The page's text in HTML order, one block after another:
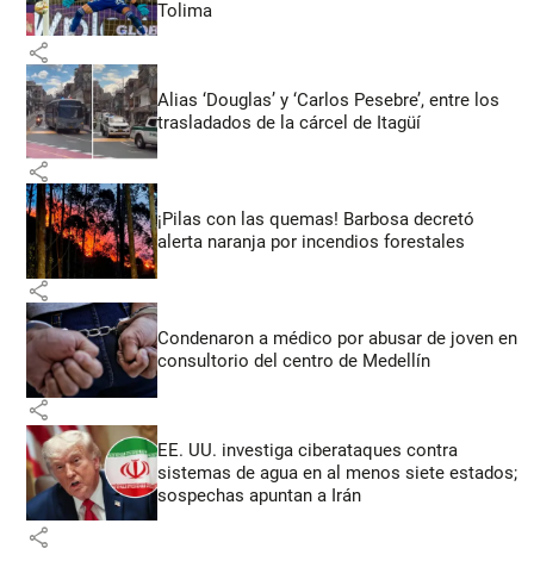
Tolima
share
Alias ‘Douglas’ y ‘Carlos Pesebre’, entre los
trasladados de la cárcel de Itagüí
share
¡Pilas con las quemas! Barbosa decretó
alerta naranja por incendios forestales
share
Condenaron a médico por abusar de joven en
consultorio del centro de Medellín
share
EE. UU. investiga ciberataques contra
sistemas de agua en al menos siete estados;
sospechas apuntan a Irán
share